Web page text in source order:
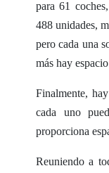
para 61
488 unidades,
pero cada una
más hay
Finalmente,
cada uno
proporciona
Reuniendo a